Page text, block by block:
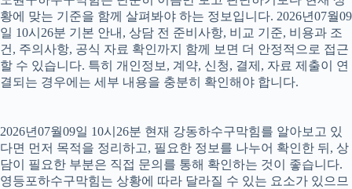
황에 맞는 기준을 함께 살펴봐야 하는 정보입니다. 2026년07월09
일 10시26분 기본 안내, 상담 전 준비사항, 비교 기준, 비용과 조
건, 주의사항, 공식 자료 확인까지 함께 보면 더 안정적으로 접근
할 수 있습니다. 특히 개인정보, 계약, 신청, 결제, 자료 제출이 연
결되는 경우에는 세부 내용을 충분히 확인해야 합니다.
2026년07월09일 10시26분 현재 강동하수구막힘를 알아보고 있
다면 먼저 목적을 정리하고, 필요한 정보를 나누어 확인한 뒤, 상
담이 필요한 부분은 직접 문의를 통해 확인하는 것이 좋습니다.
영등포하수구막힘는 상황에 따라 달라질 수 있는 요소가 있으므